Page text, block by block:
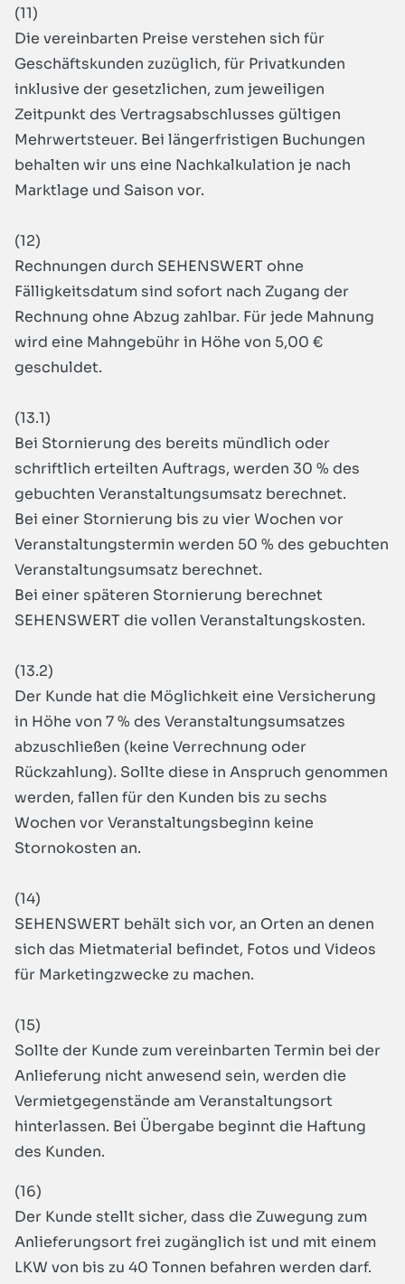
(11)
Die vereinbarten Preise verstehen sich für
Geschäftskunden zuzüglich, für Privatkunden
inklusive der gesetzlichen, zum jeweiligen
Zeitpunkt des Vertragsabschlusses gültigen
Mehrwertsteuer. Bei längerfristigen Buchungen
behalten wir uns eine Nachkalkulation je nach
Marktlage und Saison vor.
(12)
Rechnungen durch SEHENSWERT ohne
Fälligkeitsdatum sind sofort nach Zugang der
Rechnung ohne Abzug zahlbar. Für jede Mahnung
wird eine Mahngebühr in Höhe von 5,00 €
geschuldet.
(13.1)
Bei Stornierung des bereits mündlich oder
schriftlich erteilten Auftrags, werden 30 % des
gebuchten Veranstaltungsumsatz berechnet.
Bei einer Stornierung bis zu vier Wochen vor
Veranstaltungstermin werden 50 % des gebuchten
Veranstaltungsumsatz berechnet.
Bei einer späteren Stornierung berechnet
SEHENSWERT die vollen Veranstaltungskosten.
(13.2)
Der Kunde hat die Möglichkeit eine Versicherung
in Höhe von 7 % des Veranstaltungsumsatzes
abzuschließen (keine Verrechnung oder
Rückzahlung). Sollte diese in Anspruch genommen
werden, fallen für den Kunden bis zu sechs
Wochen vor Veranstaltungsbeginn keine
Stornokosten an.
(14)
SEHENSWERT behält sich vor, an Orten an denen
sich das Mietmaterial befindet, Fotos und Videos
für Marketingzwecke zu machen.
(15)
Sollte der Kunde zum vereinbarten Termin bei der
Anlieferung nicht anwesend sein, werden die
Vermietgegenstände am Veranstaltungsort
hinterlassen. Bei Übergabe beginnt die Haftung
des Kunden.
(16)
Der Kunde stellt sicher, dass die Zuwegung zum
Anlieferungsort frei zugänglich ist und mit einem
LKW von bis zu 40 Tonnen befahren werden darf.